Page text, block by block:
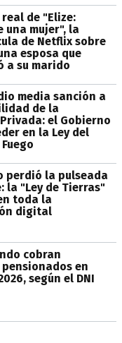
de "Elize:
una mujer", la
de Netflix sobre
esposa que
a su marido
media sanción a
de la
el Gobierno
en la Ley del
perdió la pulseada
la "Ley de Tierras"
toda la
digital
cobran
en
según el DNI